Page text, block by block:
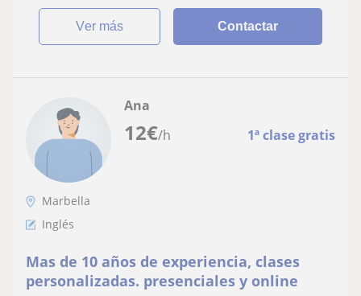
ver más Contactar
12€/h 1ª clase gratis
Ana
Marbella
Inglés
Mas de 10 años de experiencia, clases
personalizadas. presenciales y online